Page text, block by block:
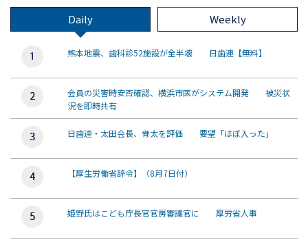
Daily Weekly
熊本地震、歯科診52施設が全半壊 日歯連【無料】
会員の災害時安否確認、横浜市医がシステム開発 被災状
況を即時共有
日歯連・太田会長、骨太を評価 要望「ほぼ入った」
【厚生労働省辞令】（8月7日付）
姫野氏はこども庁長官官房審議官に 厚労省人事